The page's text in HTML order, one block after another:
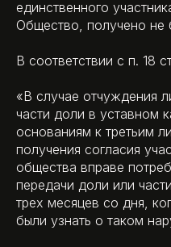
единственного
Общество, получено не
В соответствии с п. 18
«В случае отчуждения
части доли в уставном
основаниям к третьим
получения согласия
общества вправе
передачи доли или
трех месяцев со дня,
были узнать о таком